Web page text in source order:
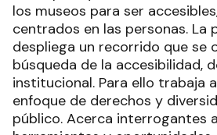
los museos para ser
centrados en las personas. La
despliega un recorrido que se
búsqueda de la accesibilidad,
institucional. Para ello trabaja
enfoque de derechos y
público. Acerca interrogantes